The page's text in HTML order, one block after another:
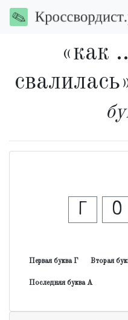
«как
Г О
Первая буква Г Вторая
Последняя буква А